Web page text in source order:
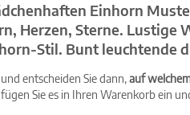
Einhorn
Herzen, Sterne. Lustige
Stil. Bunt leuchtende
entscheiden Sie dann,auf
Sie es in Ihren Warenkorb ein